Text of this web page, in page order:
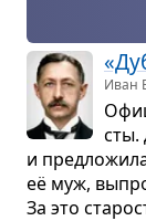
Иван
сты.
и
её муж,
За это